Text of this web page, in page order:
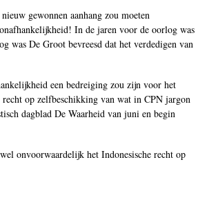
gewonnen aanhang zou moeten
In de jaren voor de oorlog was
was De Groot bevreesd dat het verdedigen van
een bedreiging zou zijn voor het
recht op zelfbeschikking van wat in CPN jargon
dagblad De Waarheid van juni en begin
onvoorwaardelijk het Indonesische recht op